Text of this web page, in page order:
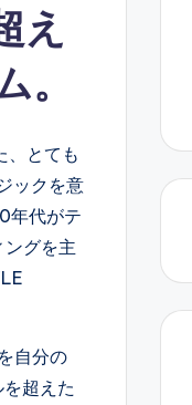
え
、とても
ックを意
年代がテ
ングを主
自分の
超えた